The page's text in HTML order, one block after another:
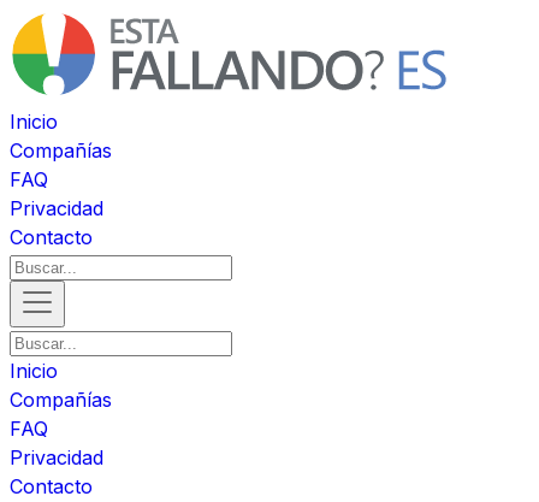
Inicio
Compañías
FAQ
Privacidad
Contacto
Inicio
Compañías
FAQ
Privacidad
Contacto